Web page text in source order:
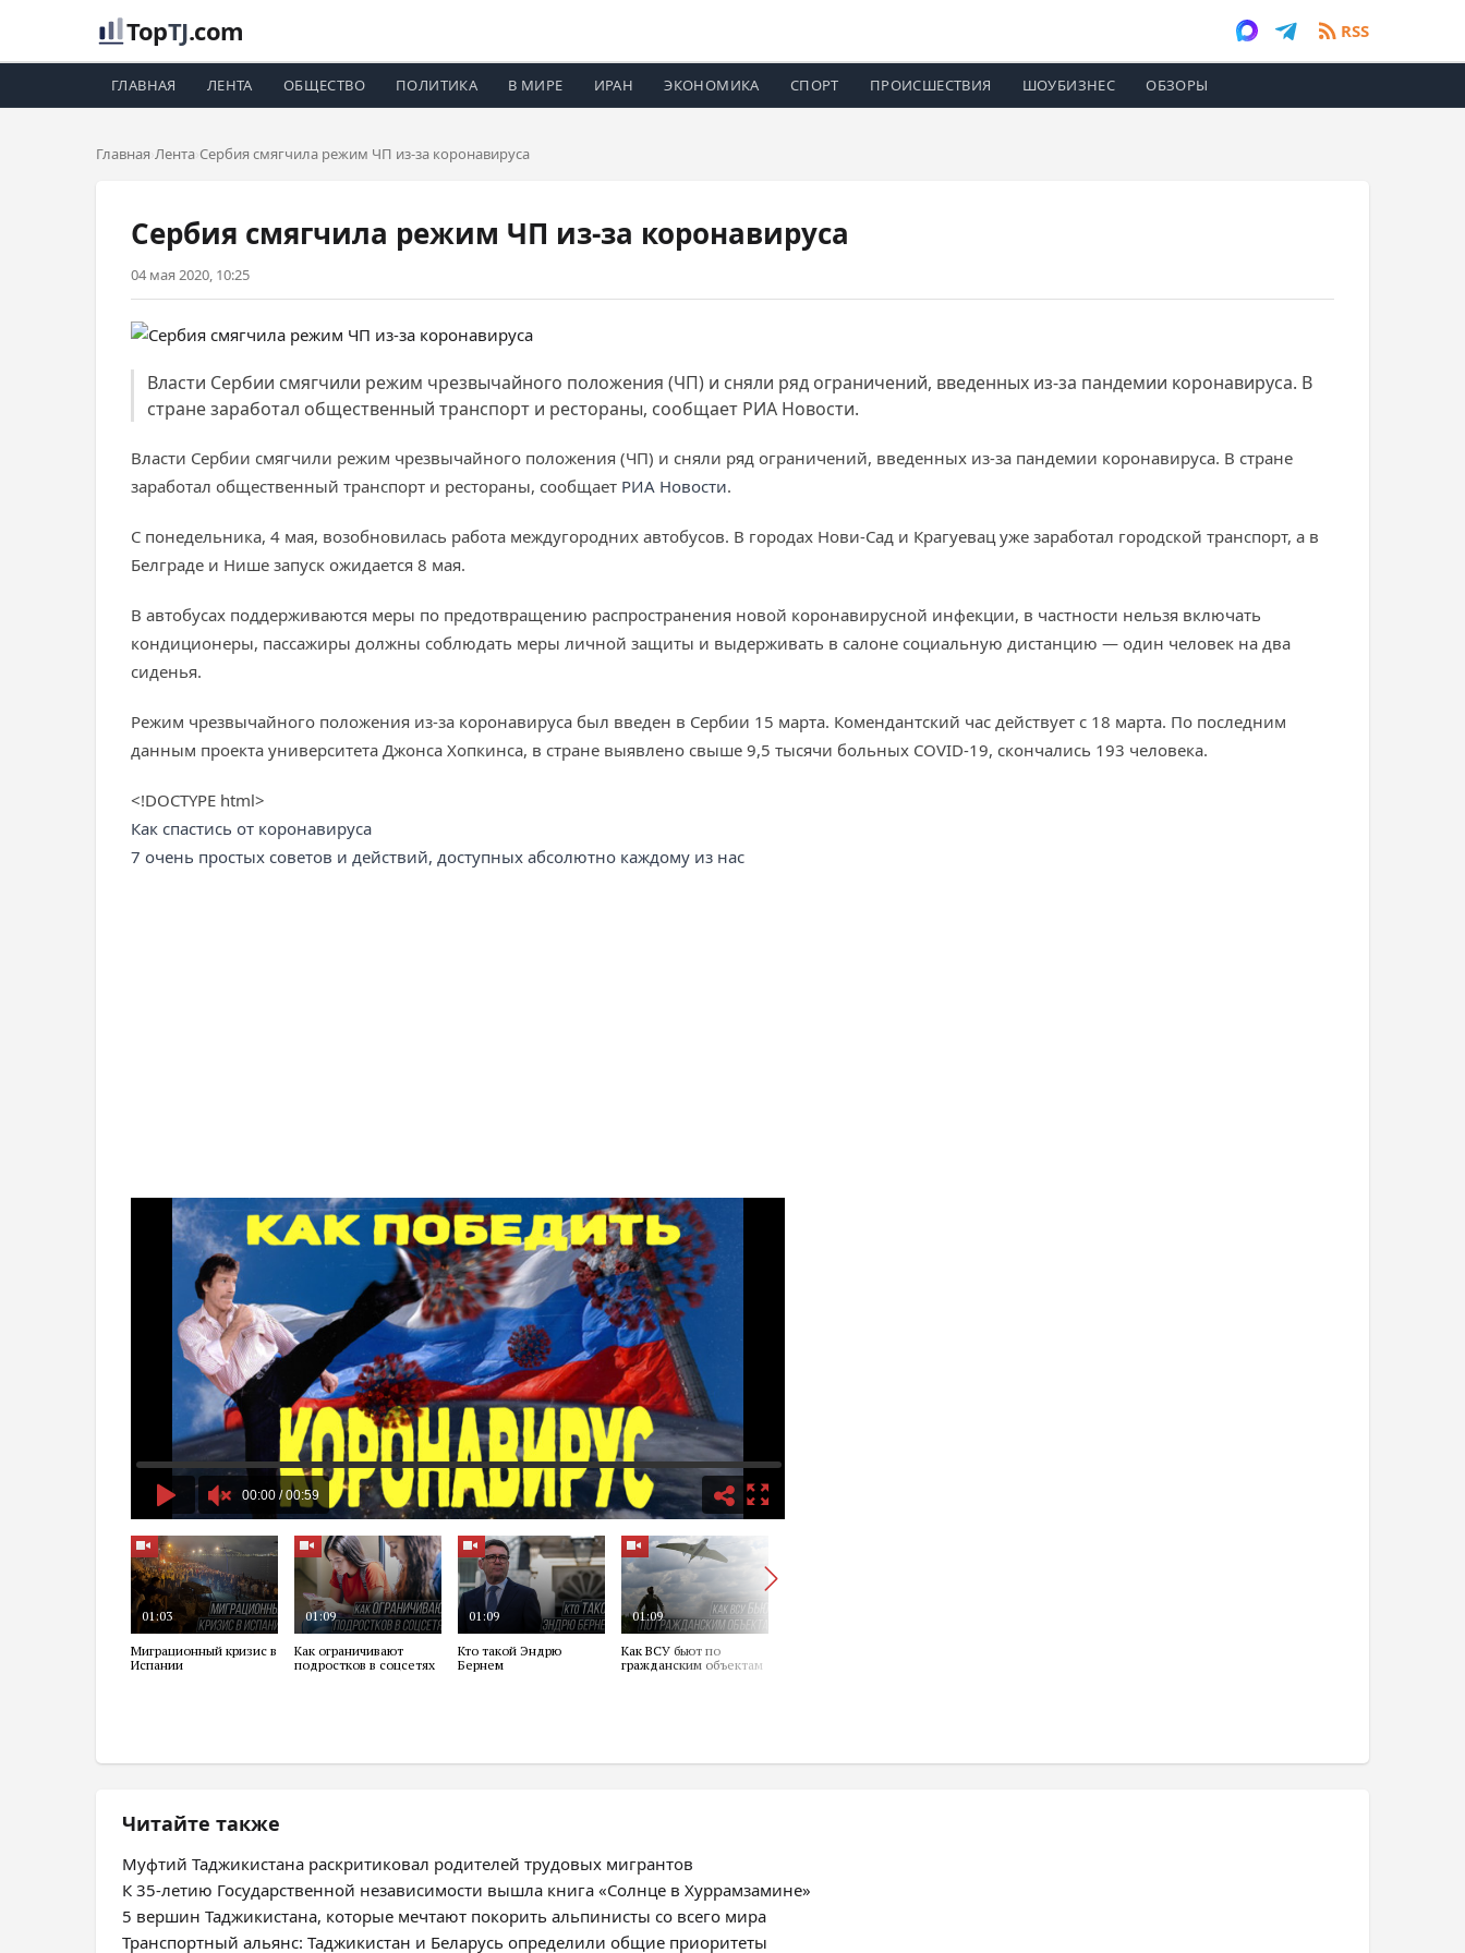
TopTJ.com RSS
ГЛАВНАЯ ЛЕНТА ОБЩЕСТВО ПОЛИТИКА В МИРЕ ИРАН ЭКОНОМИКА СПОРТ ПРОИСШЕСТВИЯ ШОУБИЗНЕС ОБЗОРЫ
Главная Лента Сербия смягчила режим ЧП из-за коронавируса
Сербия смягчила режим ЧП из-за коронавируса
04 мая 2020, 10:25
Власти Сербии смягчили режим чрезвычайного положения (ЧП) и сняли ряд ограничений, введенных из-за пандемии коронавируса. В
стране заработал общественный транспорт и рестораны, сообщает РИА Новости.
Власти Сербии смягчили режим чрезвычайного положения (ЧП) и сняли ряд ограничений, введенных из-за пандемии коронавируса. В стране
заработал общественный транспорт и рестораны, сообщает РИА Новости.
С понедельника, 4 мая, возобновилась работа междугородних автобусов. В городах Нови-Сад и Крагуевац уже заработал городской транспорт, а в
Белграде и Нише запуск ожидается 8 мая.
В автобусах поддерживаются меры по предотвращению распространения новой коронавирусной инфекции, в частности нельзя включать
кондиционеры, пассажиры должны соблюдать меры личной защиты и выдерживать в салоне социальную дистанцию — один человек на два
сиденья.
Режим чрезвычайного положения из-за коронавируса был введен в Сербии 15 марта. Комендантский час действует с 18 марта. По последним
данным проекта университета Джонса Хопкинса, в стране выявлено свыше 9,5 тысячи больных COVID-19, скончались 193 человека.
<!DOCTYPE html>
Как спастись от коронавируса
7 очень простых советов и действий, доступных абсолютно каждому из нас
Читайте также
Муфтий Таджикистана раскритиковал родителей трудовых мигрантов
К 35-летию Государственной независимости вышла книга «Солнце в Хуррамзамине»
5 вершин Таджикистана, которые мечтают покорить альпинисты со всего мира
Транспортный альянс: Таджикистан и Беларусь определили общие приоритеты